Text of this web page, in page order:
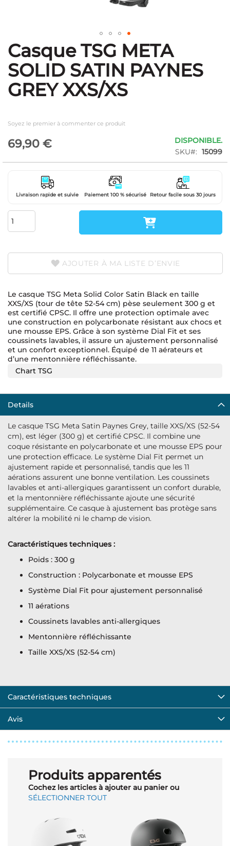
Skip
to
the
beginning
of
the
Casque TSG META
SOLID SATIN PAYNES
GREY XXS/XS
Soyez le premier à commenter ce produit
69,90 €
DISPONIBLE.
SKU
15099
Livraison rapide et suivie Paiement 100 % sécurisé Retour facile sous 30 jours
AJOUTER À MA LISTE D’ENVIE
Le casque TSG Meta Solid Color Satin Black en taille
XXS/XS (tour de tête 52-54 cm) pèse seulement 300 g et
est certifié CPSC. Il offre une protection optimale avec
une construction en polycarbonate résistant aux chocs et
une mousse EPS. Grâce à son système Dial Fit et ses
coussinets lavables, il assure un ajustement personnalisé
et un confort exceptionnel. Équipé de 11 aérateurs et
d’une mentonnière réfléchissante.
Chart TSG
Details
Le casque TSG Meta Satin Paynes Grey, taille XXS/XS (52-54
cm), est léger (300 g) et certifié CPSC. Il combine une
coque résistante en polycarbonate et une mousse EPS pour
une protection efficace. Le système Dial Fit permet un
ajustement rapide et personnalisé, tandis que les 11
aérations assurent une bonne ventilation. Les coussinets
lavables et anti-allergiques garantissent un confort durable,
et la mentonnière réfléchissante ajoute une sécurité
supplémentaire. Ce casque à ajustement bas protège sans
altérer la mobilité ni le champ de vision.
Caractéristiques techniques :
Poids : 300 g
Construction : Polycarbonate et mousse EPS
Système Dial Fit pour ajustement personnalisé
11 aérations
Coussinets lavables anti-allergiques
Mentonnière réfléchissante
Taille XXS/XS (52-54 cm)
Caractéristiques techniques
Avis
Produits apparentés
Cochez les articles à ajouter au panier ou
SÉLECTIONNER TOUT